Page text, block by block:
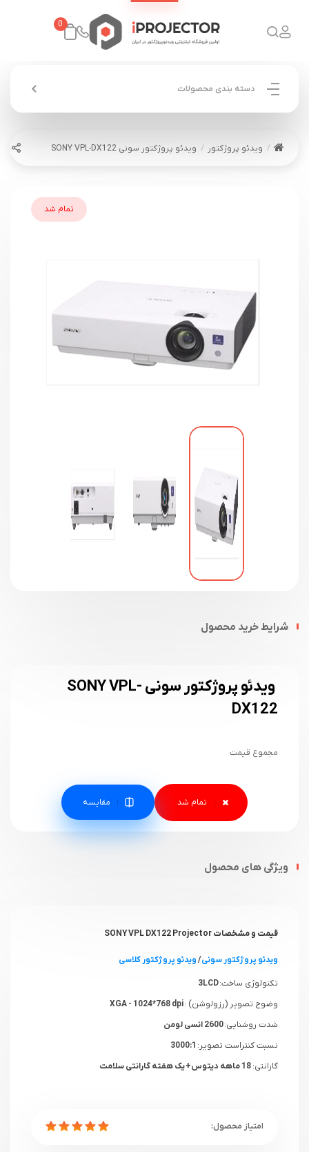
0
دسته بندی محصولات
ویدئو پروژکتور ویدئو پروژکتور سونی SONY VPL-DX122
تمام شد
شرایط خرید محصول
ویدئو پروژکتور سونی SONY VPL-
DX122
مجموع قیمت
مقایسه
ویژگی های محصول
قیمت و مشخصات SONY VPL DX122 Projector
ویدئو پروژکتور سونی/ویدئو پروژکتور کلاسی
تکنولوژی ساخت:3LCD
وضوح تصویر (رزولوشن) :
شدت روشنایی:2600 انسی لومن
نسبت کنتراست تصویر:
گارانتی: